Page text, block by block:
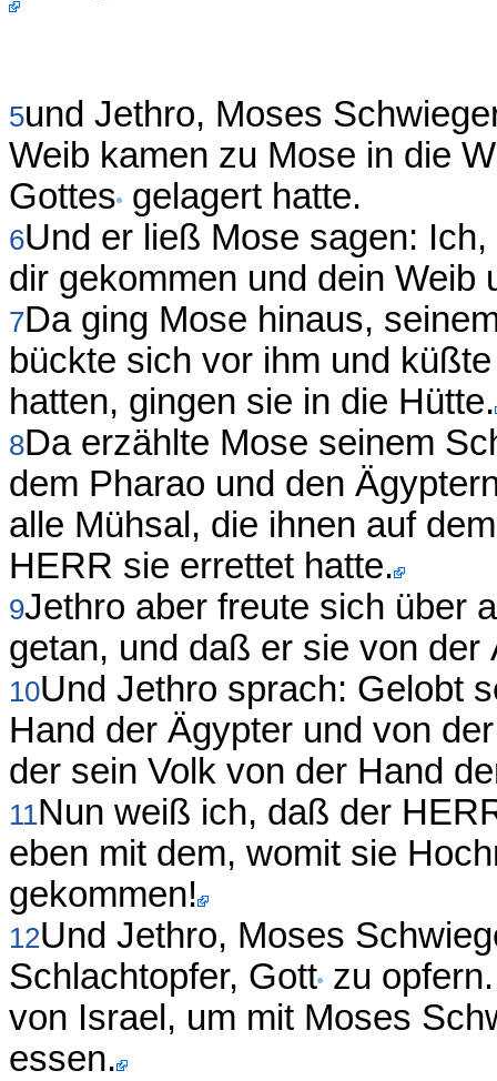
5und Jethro, Moses
Weib kamen zu Mose in die
Gottes gelagert hatte.
6Und er ließ Mose sagen:
dir gekommen und dein Weib
7Da ging Mose hinaus,
bückte sich vor ihm und
hatten, gingen sie in die Hütte.
8Da erzählte Mose seinem
dem Pharao und den
alle Mühsal, die ihnen auf
HERR sie errettet hatte.
9Jethro aber freute sich über
getan, und daß er sie von
10Und Jethro sprach: Gelobt
Hand der Ägypter und von
der sein Volk von der Hand
11Nun weiß ich, daß der
eben mit dem, womit sie
gekommen!
12Und Jethro, Moses
Schlachtopfer, Gott zu
von Israel, um mit Moses
essen.